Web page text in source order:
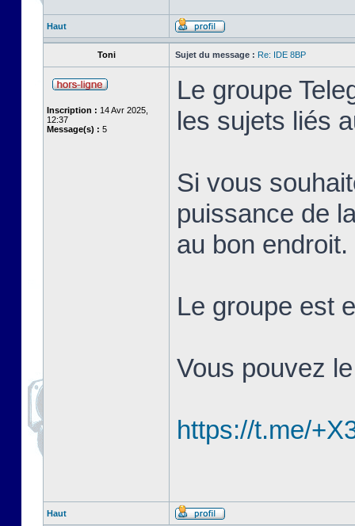
Haut
Toni Sujet du message : Re: IDE 8BP
Inscription : 14 Avr 2025,
12:37
Message(s) : 5
Le groupe
les sujets liés
Si vous
puissance de
au bon endroit.
Le groupe est
Vous pouvez
https://t.me/
Haut